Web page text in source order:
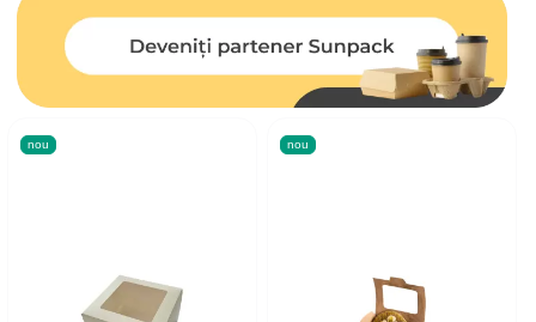
nou nou